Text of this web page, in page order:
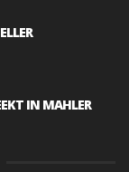
IN MAHLER